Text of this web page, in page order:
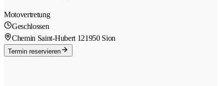
Motovertretung
Geschlossen
Chemin Saint-Hubert 121950 Sion
Termin reservieren